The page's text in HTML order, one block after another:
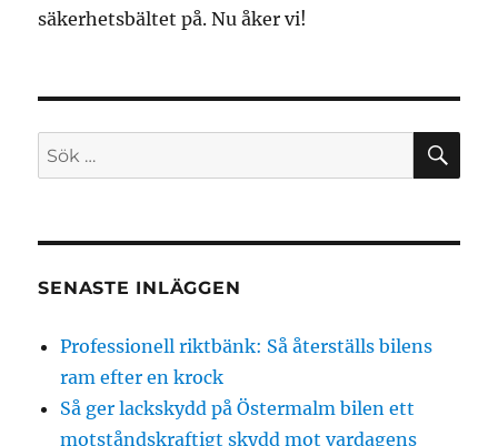
säkerhetsbältet på. Nu åker vi!
Sök
efter:
SENASTE INLÄGGEN
Professionell riktbänk: Så återställs bilens
ram efter en krock
Så ger lackskydd på Östermalm bilen ett
motståndskraftigt skydd mot vardagens